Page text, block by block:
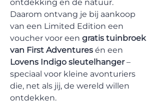
ontdekking en de natuur.
Daarom ontvang je bij aankoop
van een Limited Edition een
voucher voor een gratis tuinbroek
van First Adventures én een
Lovens Indigo sleutelhanger–
speciaal voor kleine avonturiers
die, net als jij, de wereld willen
ontdekken.